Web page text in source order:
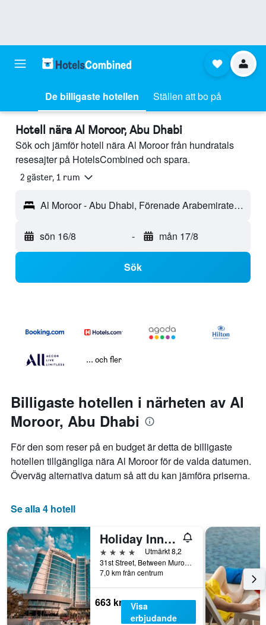
De billigaste hotellen Ställen att bo på
Hotell nära Al Moroor, Abu Dhabi
Sök och jämför hotell nära Al Moroor från hundratals
resesajter på HotelsCombined och spara.
2 gäster, 1 rum
Al Moroor - Abu Dhabi, Förenade Arabemiraterna
sön 16/8 - mån 17/8
Sök
... och fler
Billigaste hotellen i närheten av Al
Moroor, Abu Dhabi
För den som reser på en budget är detta de billigaste
hotellen tillgängliga nära Al Moroor för de valda datumen.
Överväg alternativa datum så att du kan jämföra priserna.
Se alla 4 hotell
Holiday Inn Abu Dhabi By IHG
4 stjärnor
Utmärkt 8,2
31st Street, Between Muroor & Airport, Abu Dhabi, Förenade Arabemiraterna
7,0 km från centrum
663 kr
Visa
erbjudande